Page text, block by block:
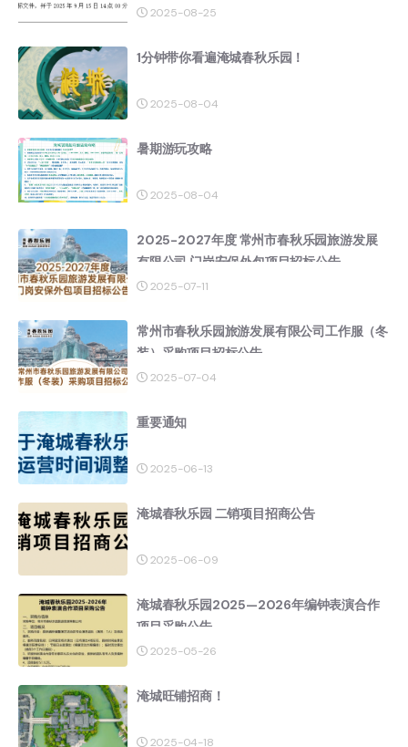
2025-08-25
1分钟带你看遍淹城春秋乐园！
2025-08-04
暑期游玩攻略
2025-08-04
2025-2027年度 常州市春秋乐园旅游发展
有限公司 门岗安保外包项目招标公告
2025-07-11
常州市春秋乐园旅游发展有限公司工作服（冬
装）采购项目招标公告
2025-07-04
重要通知
2025-06-13
淹城春秋乐园 二销项目招商公告
2025-06-09
淹城春秋乐园2025—2026年编钟表演合作
项目采购公告
2025-05-26
淹城旺铺招商！
2025-04-18